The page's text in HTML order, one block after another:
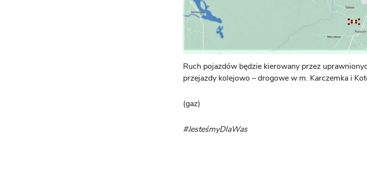
Ruch pojazdów będzie kierowany przez
przejazdy kolejowo – drogowe w m. Karczemka i
(gaz)
#JesteśmyDlaWas